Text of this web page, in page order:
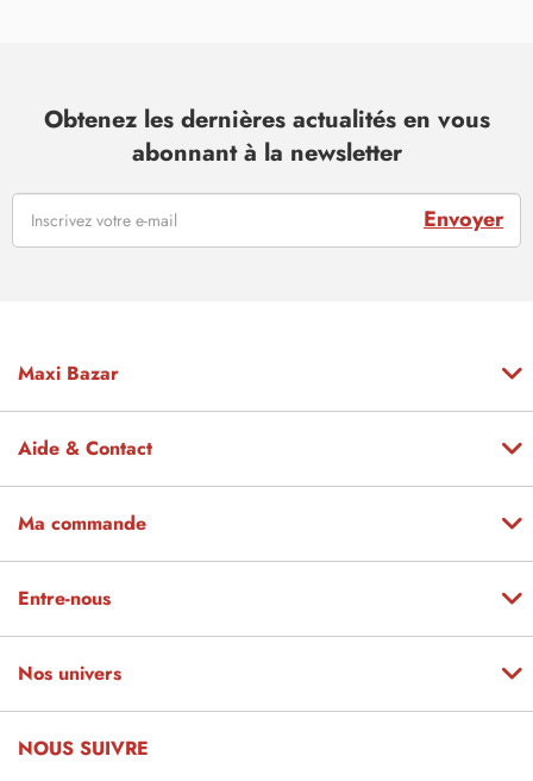
Obtenez les dernières actualités en vous
abonnant à la newsletter
Envoyer
Maxi Bazar
Aide & Contact
Ma commande
Entre-nous
Nos univers
NOUS SUIVRE